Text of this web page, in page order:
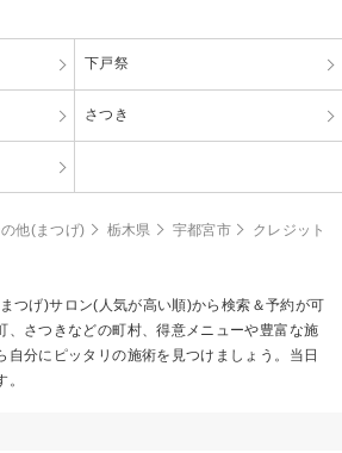
下戸祭
さつき
の他(まつげ) 栃木県 宇都宮市
クレジット
つげ)サロン(人気が高い順)から検索＆予約が可
、さつきなどの町村、得意メニューや豊富な施
自分にピッタリの施術を見つけましょう。当日